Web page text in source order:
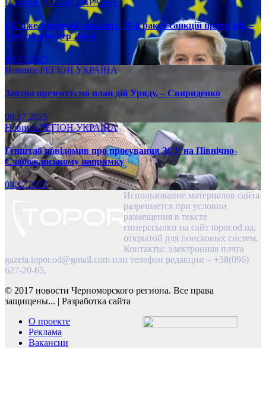
ЄС вже у вересні ухвалить 19-й ракет санкцій проти рф, –
Урсула фон дер Ляєн
08.17.2025
Новини РЕГІОН УКРАЇНА
Завтра презентуємо план дій Уряду, – Свириденко
08.17.2025
НовиниРЕГІОНУКРАЇНА
Генштаб повідомив про просування ЗСУ на Північно-
Слобожанському напрямку
08.17.2025
Использование материалов сайта
разрешается при условии
размещения в тексте
гиперссылки на сайт topor.od.ua,
открытой для поисковых систем.
Контакты: электронная почта
gazeta.topor.od@gmail.com или телефон редакции – +38(096)
627-20-65.
© 2017 новости Черноморского региона. Все права
защищены... | Разработка сайта
О проекте
Реклама
Вакансии